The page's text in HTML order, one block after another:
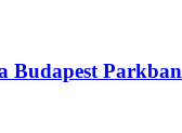
Budapest Parkban